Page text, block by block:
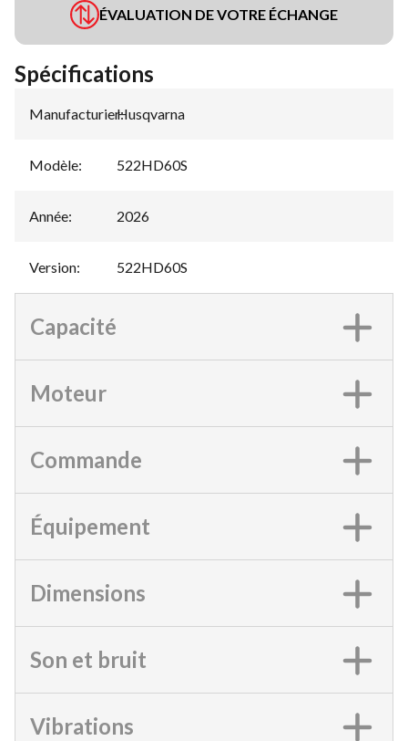
ÉVALUATION DE VOTRE ÉCHANGE
Spécifications
Manufacturier:
Husqvarna
Modèle: 522HD60S
Année: 2026
Version: 522HD60S
Capacité
Moteur
Commande
Équipement
Dimensions
Son et bruit
Vibrations